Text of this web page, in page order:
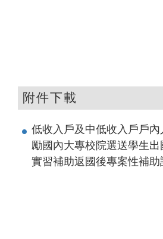
附件下載
低收入戶及中低收入戶戶
勵國內大專校院選送學生
實習補助返國後專案性補